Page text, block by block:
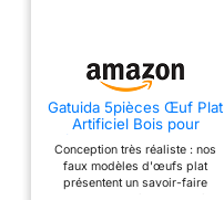
Gatuida 5pièces Œuf Plat
Artificiel Bois pour
Dînette Accessoires de
Présentation Alimentaire
Modèle Réaliste pour
Photos et Jeux de Rôle
Conception très réaliste : nos
faux modèles d'œufs plat
présentent un savoir-faire